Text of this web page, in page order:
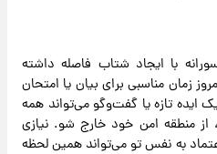
با ایجاد شتاب فاصله داشته
زمان مناسبی برای بیان یا امتحان
تازه یا گفت‌وگو می‌تواند همه
از منطقه امن خود خارج شو. نیازی
به نفس تو می‌تواند همین لحظه